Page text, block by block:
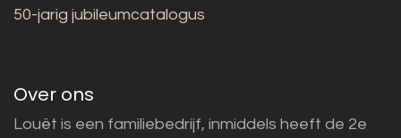
50-jarig jubileumcatalogus
Over ons
Louët is een familiebedrijf, inmiddels heeft de 2e